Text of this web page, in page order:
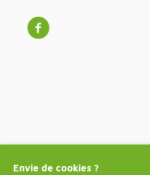
Envie de cookies ?